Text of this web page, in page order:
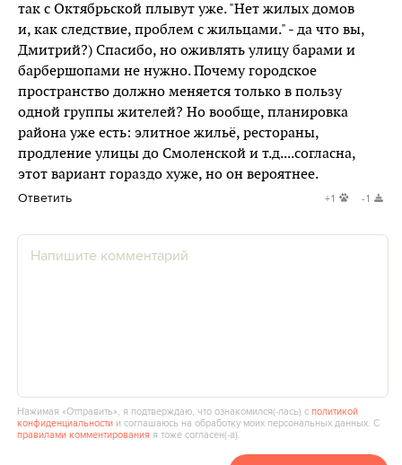
так с Октябрьской плывут уже. "Нет жилых домов
и, как следствие, проблем с жильцами." - да что вы,
Дмитрий?) Спасибо, но оживлять улицу барами и
барбершопами не нужно. Почему городское
пространство должно меняется только в пользу
одной группы жителей? Но вообще, планировка
района уже есть: элитное жильё, рестораны,
продление улицы до Смоленской и т.д....согласна,
этот вариант гораздо хуже, но он вероятнее.
Ответить +1 -1
Нажимая «Отправить», я подтверждаю, что ознакомился(‑лась) сполитикой
конфиденциальности и соглашаюсь на обработку моих персональных данных. С
правилами комментирования я тоже согласен(‑а).